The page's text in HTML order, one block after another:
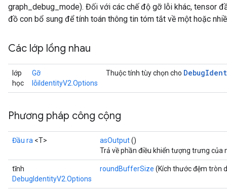
graph_debug_mode). Đối với các chế độ gỡ lỗi khác, tensor
đồ con bổ sung để tính toán thông tin tóm tắt về một hoặc
Các lớp lồng nhau
lớp
học
Gỡ
lỗiIdentityV2.Options
Thuộc tính tùy chọn cho Debug
Phương pháp công cộng
Đầu ra <T> asOutput()
Trả về phần điều khiển tượng trưng của
tĩnh
DebugIdentityV2.Options
roundBufferSize (Kích thước đệm tròn